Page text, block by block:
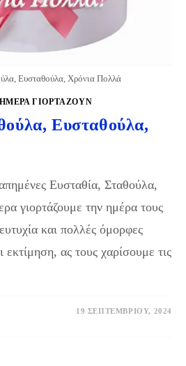
Ευσταθούλα, Χρόνια Πολλά
ΓΙΟΡΤΆΖΟΥΝ
Ευσταθούλα,
Ευσταθία, Σταθούλα,
γιορτάζουμε την ημέρα τους
και πολλές όμορφες
ας τους χαρίσουμε τις
19 ΣΕΠΤΕΜΒΡΊΟΥ, 2024